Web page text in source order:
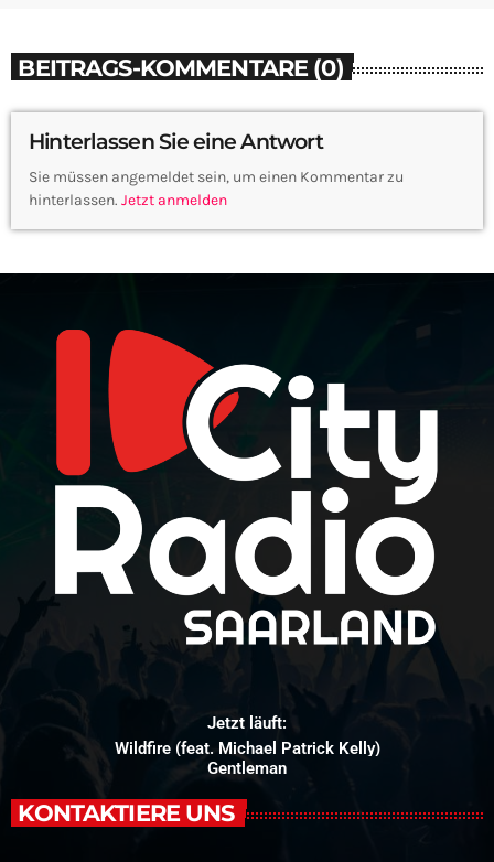
BEITRAGS-KOMMENTARE (0)
Hinterlassen Sie eine Antwort
Sie müssen angemeldet sein, um einen Kommentar zu
hinterlassen. Jetzt anmelden
Jetzt läuft:
Wildfire (feat. Michael Patrick Kelly)
Gentleman
KONTAKTIERE UNS